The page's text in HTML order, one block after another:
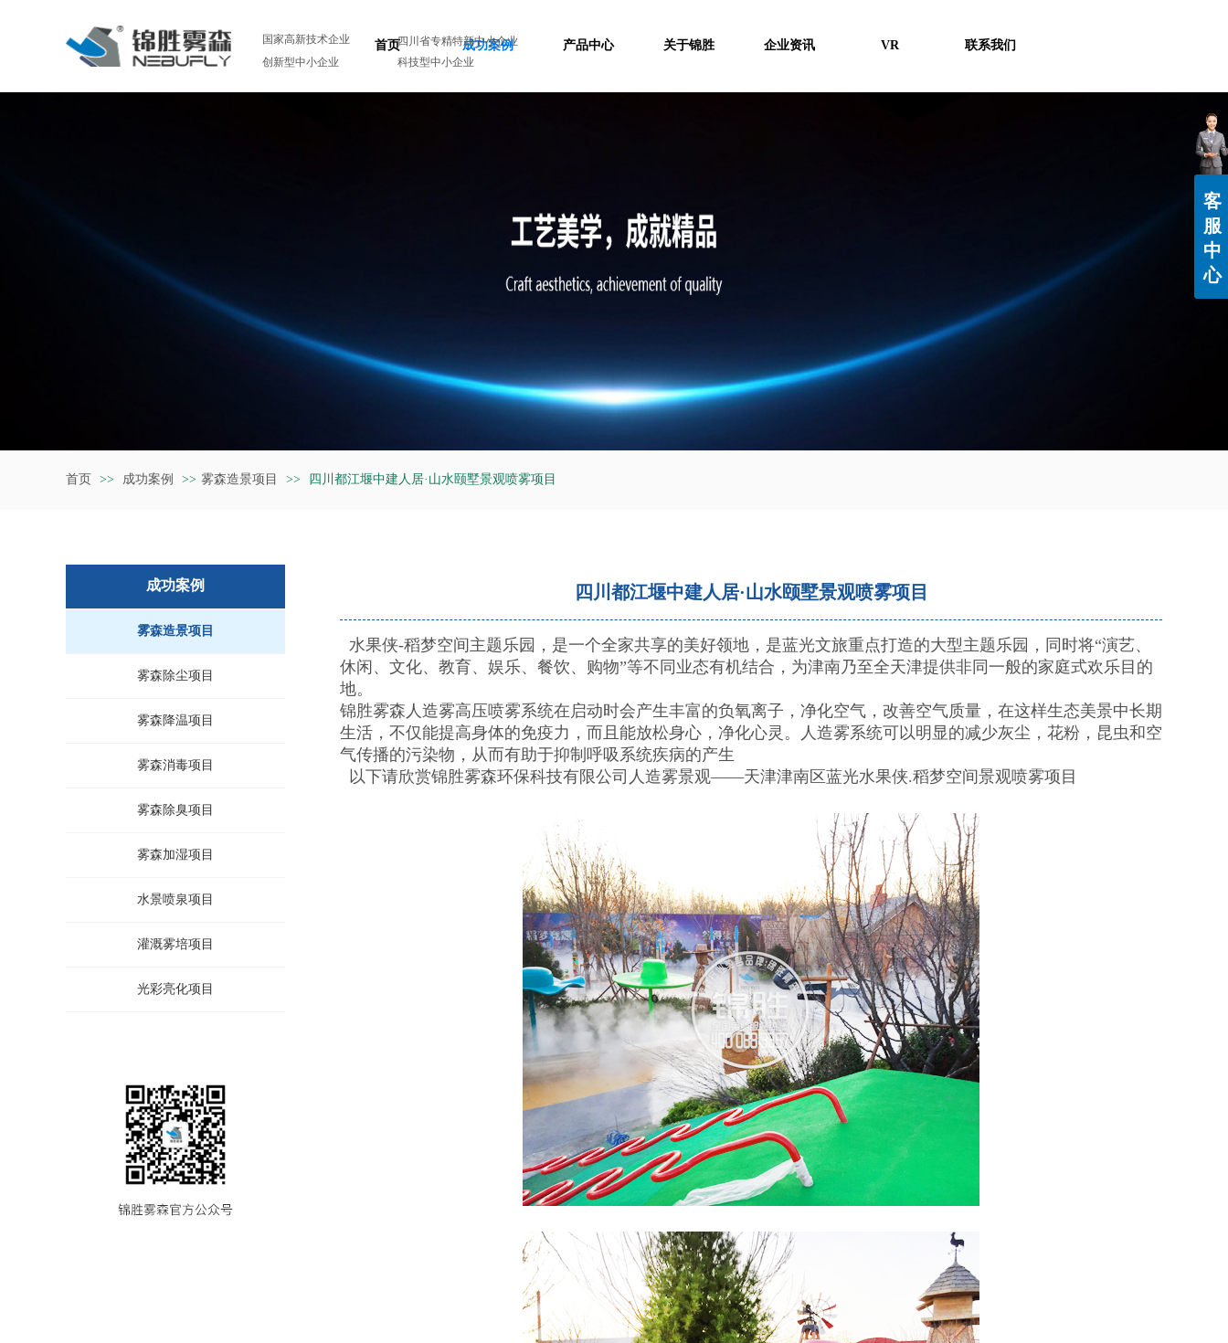
国家高新技术企业
四川省专精特新中小企业
创新型中小企业
科技型中小企业
首页 成功案例 产品中心 关于锦胜 企业资讯 VR 联系我们
首页 >> 成功案例 >> 雾森造景项目 >> 四川都江堰中建人居·山水颐墅景观喷雾项目
成功案例
雾森造景项目
雾森除尘项目
雾森降温项目
雾森消毒项目
雾森除臭项目
雾森加湿项目
水景喷泉项目
灌溉雾培项目
光彩亮化项目
四川都江堰中建人居·山水颐墅景观喷雾项目
水果侠-稻梦空间主题乐园，是一个全家共享的美好领地，是蓝光文旅重点打造的大型主题乐园，同时将“演艺、
休闲、文化、教育、娱乐、餐饮、购物”等不同业态有机结合，为津南乃至全天津提供非同一般的家庭式欢乐目的
地。
锦胜雾森人造雾高压喷雾系统在启动时会产生丰富的负氧离子，净化空气，改善空气质量，在这样生态美景中长期
生活，不仅能提高身体的免疫力，而且能放松身心，净化心灵。人造雾系统可以明显的减少灰尘，花粉，昆虫和空
气传播的污染物，从而有助于抑制呼吸系统疾病的产生
以下请欣赏锦胜雾森环保科技有限公司人造雾景观——天津津南区蓝光水果侠.稻梦空间景观喷雾项目
客
服
中
心